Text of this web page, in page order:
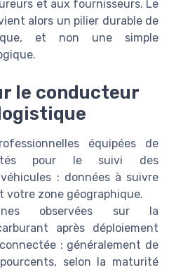
et aux fournisseurs. Le
alors un pilier durable de
et non une simple
le conducteur
équipées de
pour le suivi des
: données à suivre
votre zone géographique.
observées sur la
après déploiement
: généralement de
selon la maturité